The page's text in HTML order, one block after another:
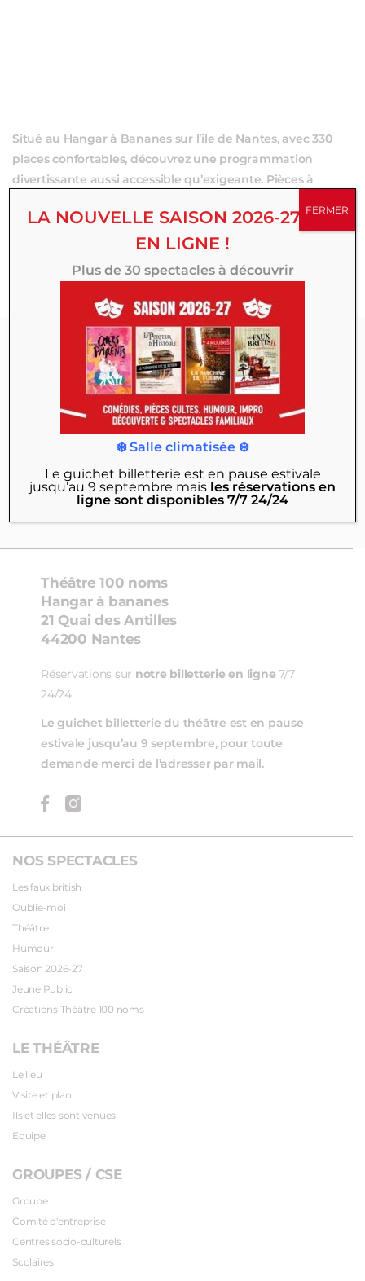
Situé au Hangar à Bananes sur l’ile de Nantes, avec 330
places confortables, découvrez une programmation
divertissante aussi accessible qu’exigeante. Pièces à
familiaux, d’humour ou d’improvisation, multipliez vos
émotions toute la saison au Théâtre 100 Noms.
Abonnez-vous à
notre Newsletter :
Actualités, exclusivités, mises en vente des
nouveaux spectacles, offres & bons plans…
JE M'INSCRIS
NOS SPECTACLES
Les faux british
Oublie-moi
Théâtre
Humour
Saison 2026-27
Jeune Public
Créations Théâtre 100 noms
LE THÉÂTRE
Le lieu
Visite et plan
Ils et elles sont venues
Equipe
GROUPES / CSE
Groupe
Comité d'entreprise
Centres socio-culturels
Scolaires
Théâtre 100 noms
Hangar à bananes
21 Quai des Antilles
44200 Nantes
Réservations sur notre billetterie en ligne 7/7
24/24
Le guichet billetterie du théâtre est en pause
estivale jusqu’au 9 septembre, pour toute
demande merci de l’adresser par mail.
LA NOUVELLE SAISON 2026-27 EST
EN LIGNE !
Plus de 30 spectacles à découvrir
❄️ Salle climatisée ❄️
Le guichet billetterie est en pause estivale
jusqu’au 9 septembre mais les réservations en
ligne sont disponibles 7/7 24/24
FERMER